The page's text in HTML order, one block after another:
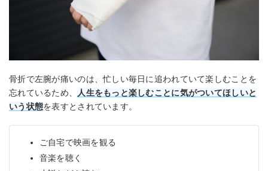
骨折で左腕が痛いのは、忙しい毎日に追われていて楽しむことを
忘れているため、
人生をもっと楽しむことに気がついてほしいと
いう状態を表すとされています。
ご自宅で映画を観る
音楽を聴く